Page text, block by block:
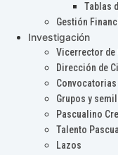
Tablas
Gestión
Investigación
Vicerrector de
Dirección de
Grupos y
Pascualino
Talento
Lazos